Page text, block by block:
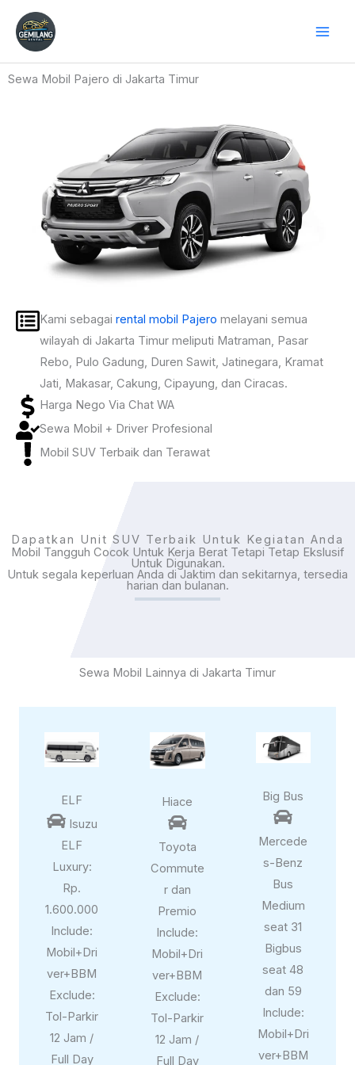
content
Sewa Mobil Pajero di Jakarta Timur
Kami sebagai rental mobil Pajero melayani semua
wilayah di Jakarta Timur meliputi Matraman, Pasar
Rebo, Pulo Gadung, Duren Sawit, Jatinegara, Kramat
Jati, Makasar, Cakung, Cipayung, dan Ciracas.
Harga Nego Via Chat WA
Sewa Mobil + Driver Profesional
Mobil SUV Terbaik dan Terawat
Dapatkan Unit SUV Terbaik Untuk Kegiatan Anda
Mobil Tangguh Cocok Untuk Kerja Berat Tetapi Tetap Ekslusif
Untuk Digunakan.
Untuk segala keperluan Anda di Jaktim dan sekitarnya, tersedia
harian dan bulanan.
Sewa Mobil Lainnya di Jakarta Timur
ELF
Isuzu
ELF
Luxury:
Rp.
1.600.000
Include:
Mobil+Dri
ver+BBM
Exclude:
Tol-Parkir
12 Jam /
Full Day
Hiace

Toyota
Commute
r dan
Premio
Include:
Mobil+Dri
ver+BBM
Exclude:
Tol-Parkir
12 Jam /
Full Day
Big Bus

Mercede
s-Benz
Bus
Medium
seat 31
Bigbus
seat 48
dan 59
Include:
Mobil+Dri
ver+BBM